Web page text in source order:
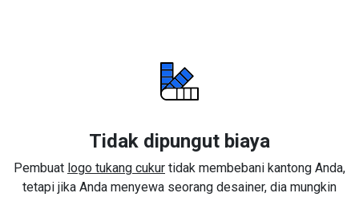
Tidak dipungut biaya
Pembuat logo tukang cukur tidak membebani kantong Anda,
tetapi jika Anda menyewa seorang desainer, dia mungkin